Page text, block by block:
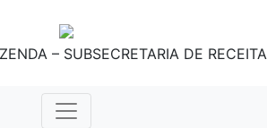
– SUBSECRETARIA DE RECEITA